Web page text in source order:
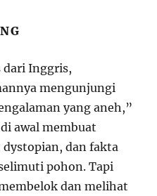
dari Inggris,
mengunjungi
yang aneh,”
awal membuat
dystopian, dan fakta
pohon. Tapi
dan melihat